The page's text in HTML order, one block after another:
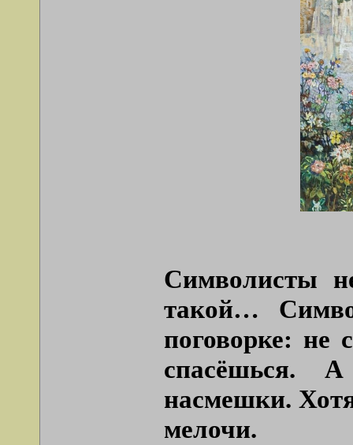
Символисты
такой…
поговорке: не
спасёшься.
насмешки.
мелочи.